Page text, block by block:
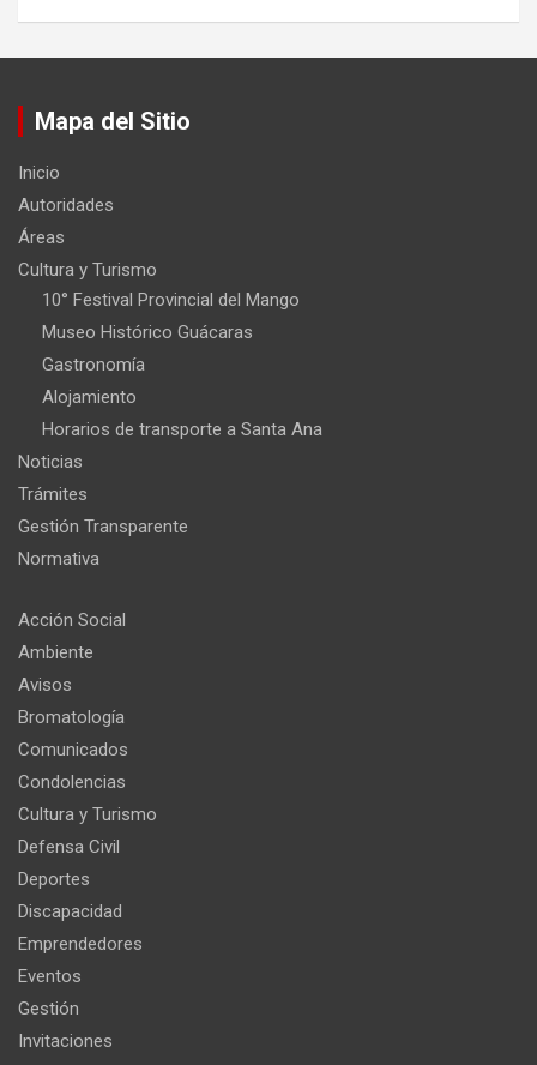
Mapa del Sitio
Inicio
Autoridades
Áreas
Cultura y Turismo
10° Festival Provincial del Mango
Museo Histórico Guácaras
Gastronomía
Alojamiento
Horarios de transporte a Santa Ana
Noticias
Trámites
Gestión Transparente
Normativa
Acción Social
Ambiente
Avisos
Bromatología
Comunicados
Condolencias
Cultura y Turismo
Defensa Civil
Deportes
Discapacidad
Emprendedores
Eventos
Gestión
Invitaciones